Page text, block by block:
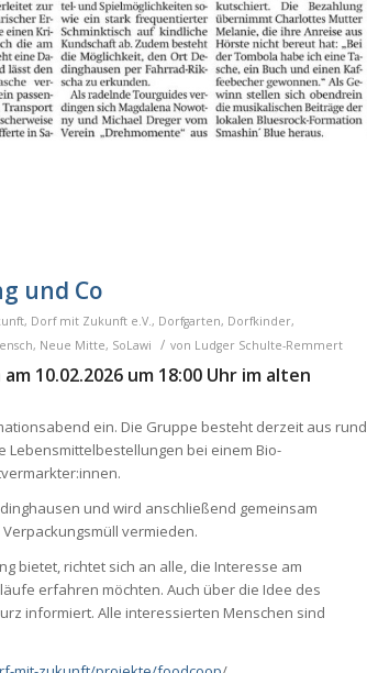
und Co
, Dorf mit Zukunft e.V. , Dorfgarten, Dorfkinder,
, Neue Mitte, SoLawi / von Ludger Schulte-Remmert
10.02.2026 um 18:00 Uhr im alten
ein. Die Gruppe besteht derzeit aus rund
Lebensmittelbestellungen bei einem Bio-
und wird anschließend gemeinsam
vermieden.
bietet, richtet sich an alle, die Interesse am
erfahren möchten. Auch über die Idee des
informiert. Alle interessierten Menschen sind